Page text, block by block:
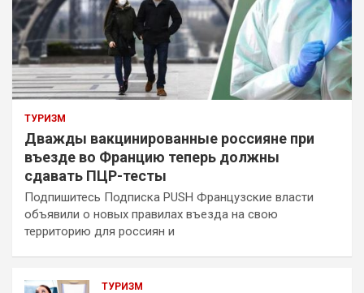
ТУРИЗМ
Дважды вакцинированные россияне при
въезде во Францию теперь должны
сдавать ПЦР-тесты
Подпишитесь Подписка PUSH Французские власти
объявили о новых правилах въезда на свою
территорию для россиян и
ТУРИЗМ